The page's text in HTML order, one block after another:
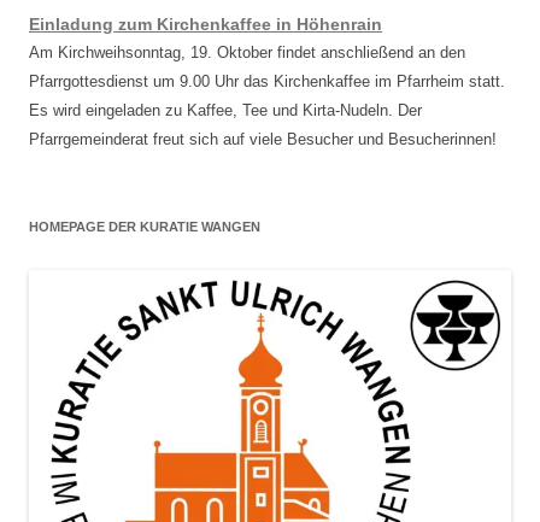
Einladung zum Kirchenkaffee in Höhenrain
Am Kirchweihsonntag, 19. Oktober findet anschließend an den
Pfarrgottesdienst um 9.00 Uhr das Kirchenkaffee im Pfarrheim statt.
Es wird eingeladen zu Kaffee, Tee und Kirta-Nudeln. Der
Pfarrgemeinderat freut sich auf viele Besucher und Besucherinnen!
HOMEPAGE DER KURATIE WANGEN